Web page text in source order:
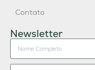
Contato
Newsletter